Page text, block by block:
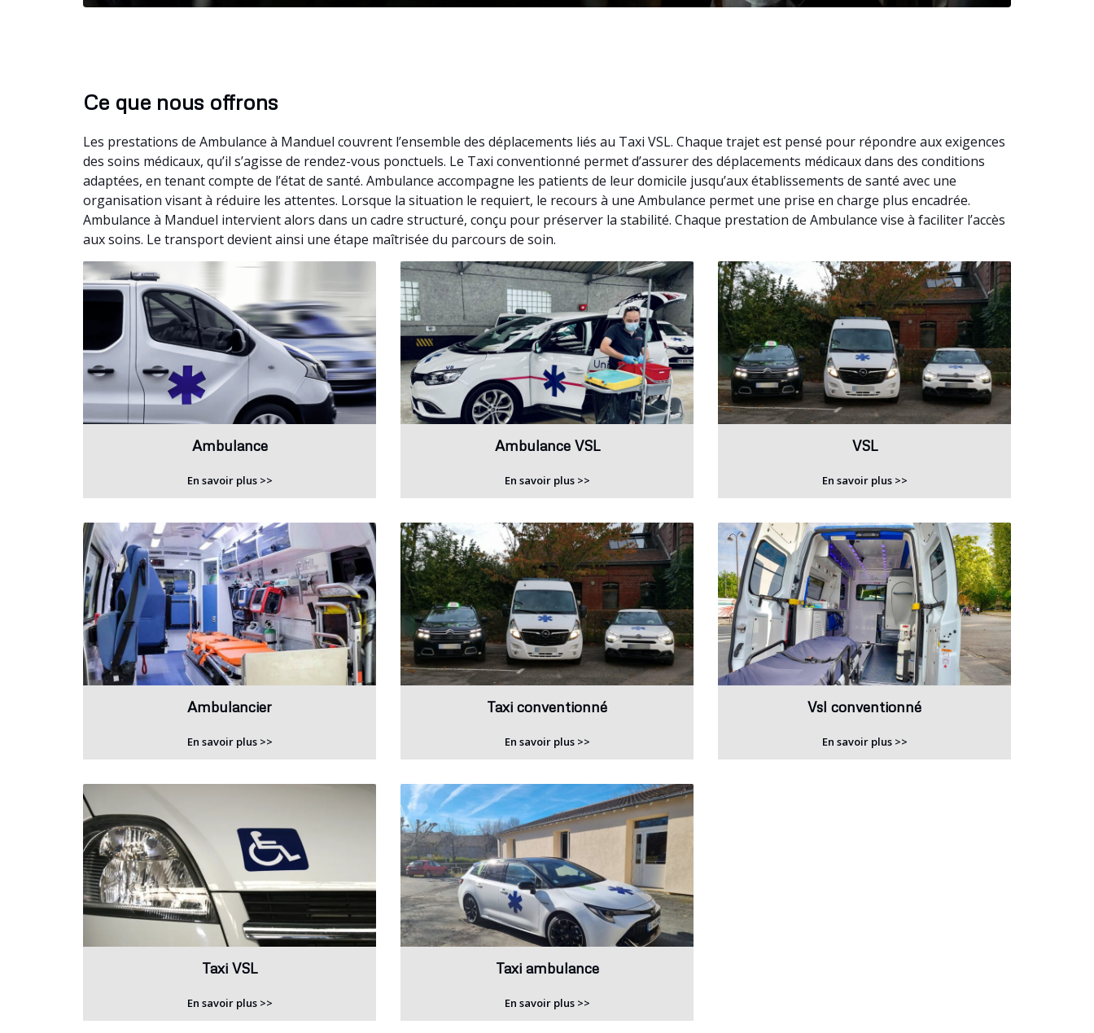
Ce que nous offrons
Les prestations de Ambulance à Manduel couvrent l’ensemble des déplacements liés au Taxi VSL. Chaque trajet est pensé pour répondre aux exigences
des soins médicaux, qu’il s’agisse de rendez-vous ponctuels. Le Taxi conventionné permet d’assurer des déplacements médicaux dans des conditions
adaptées, en tenant compte de l’état de santé. Ambulance accompagne les patients de leur domicile jusqu’aux établissements de santé avec une
organisation visant à réduire les attentes. Lorsque la situation le requiert, le recours à une Ambulance permet une prise en charge plus encadrée.
Ambulance à Manduel intervient alors dans un cadre structuré, conçu pour préserver la stabilité. Chaque prestation de Ambulance vise à faciliter l’accès
aux soins. Le transport devient ainsi une étape maîtrisée du parcours de soin.
Ambulance
En savoir plus >>
Ambulance VSL
En savoir plus >>
VSL
En savoir plus >>
Ambulancier
En savoir plus >>
Taxi conventionné
En savoir plus >>
Vsl conventionné
En savoir plus >>
Taxi VSL
En savoir plus >>
Taxi ambulance
En savoir plus >>